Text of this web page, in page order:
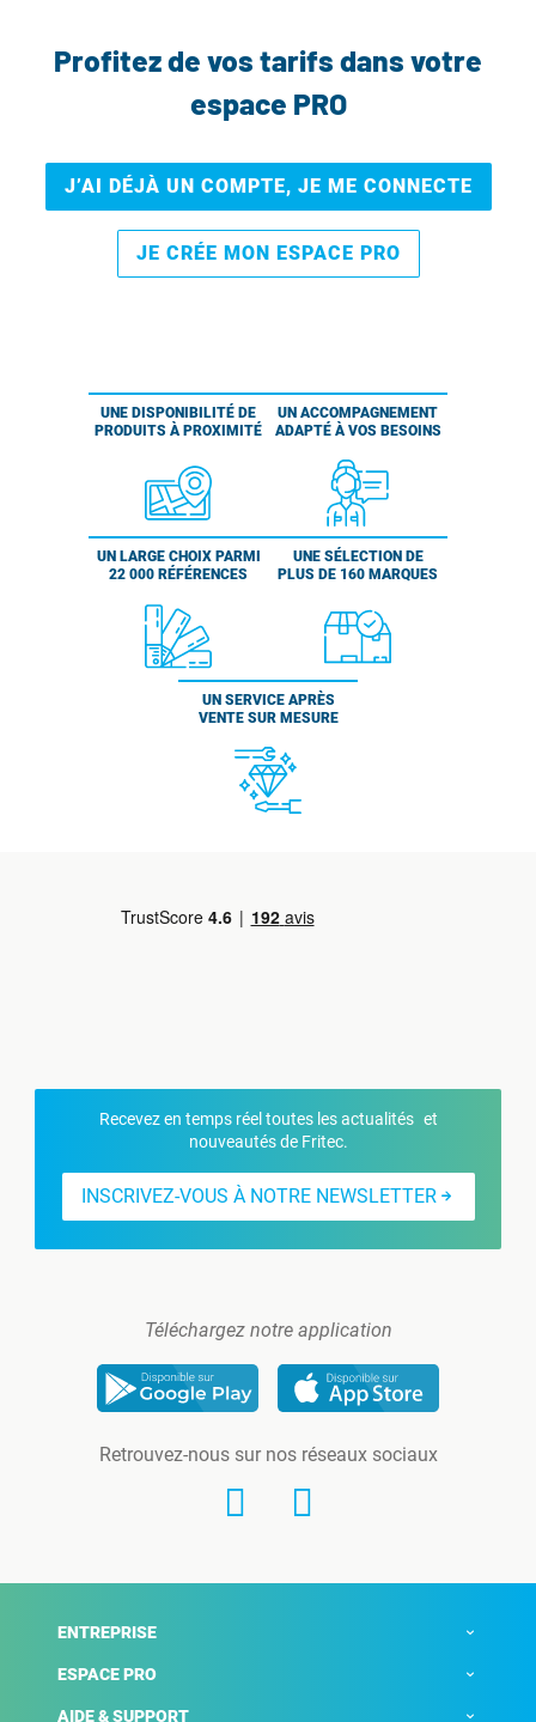
Profitez de vos tarifs dans votre
espace PRO
J’AI DÉJÀ UN COMPTE, JE ME CONNECTE
JE CRÉE MON ESPACE PRO
UNE DISPONIBILITÉ DE
PRODUITS À PROXIMITÉ
UN ACCOMPAGNEMENT
ADAPTÉ À VOS BESOINS
UN LARGE CHOIX PARMI
22 000 RÉFÉRENCES
UNE SÉLECTION DE
PLUS DE 160 MARQUES
UN SERVICE APRÈS
VENTE SUR MESURE
Recevez en temps réel toutes les actualités et
nouveautés de Fritec.
INSCRIVEZ-VOUS À NOTRE NEWSLETTER
Téléchargez notre application
Retrouvez-nous sur nos réseaux sociaux
ENTREPRISE
ESPACE PRO
AIDE & SUPPORT